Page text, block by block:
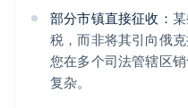
部分市镇直接征收：
税，而非将其引向俄
您在多个司法管辖区
复杂。